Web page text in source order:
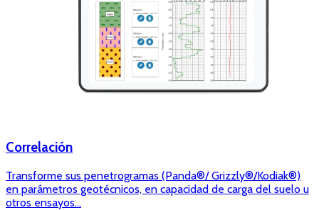
Correlación
Transforme sus penetrogramas (Panda®/ Grizzly®/Kodiak®)
en parámetros geotécnicos, en capacidad de carga del suelo u
otros ensayos...